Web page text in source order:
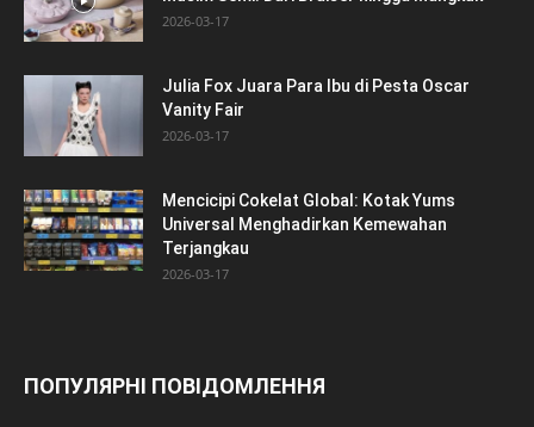
2026-03-17
Julia Fox Juara Para Ibu di Pesta Oscar
Vanity Fair
2026-03-17
Mencicipi Cokelat Global: Kotak Yums
Universal Menghadirkan Kemewahan
Terjangkau
2026-03-17
ПОПУЛЯРНІ ПОВІДОМЛЕННЯ